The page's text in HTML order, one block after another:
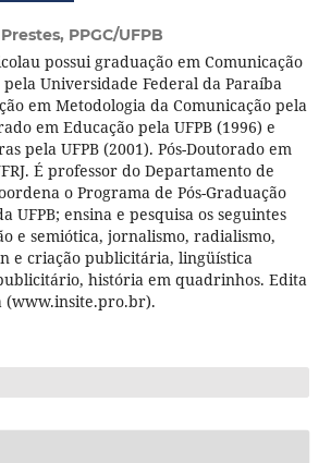
PPGC/UFPB
possui graduação em Comunicação
Universidade Federal da Paraíba
em Metodologia da Comunicação pela
em Educação pela UFPB (1996) e
pela UFPB (2001). Pós-Doutorado em
É professor do Departamento de
o Programa de Pós-Graduação
UFPB; ensina e pesquisa os seguintes
e semiótica, jornalismo, radialismo,
e criação publicitária, lingüística
história em quadrinhos. Edita
(www.insite.pro.br).